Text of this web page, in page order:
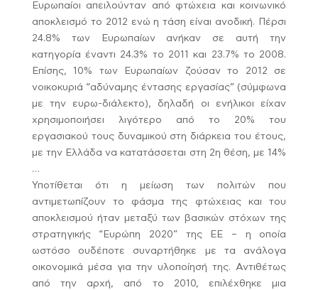
Ευρωπαίοι απειλούνταν από φτώχεια και κοινωνικό
αποκλεισμό το 2012 ενώ η τάση είναι ανοδική. Πέρσι
24.8% των Ευρωπαίων ανήκαν σε αυτή την
κατηγορία έναντι 24.3% το 2011 και 23.7% το 2008.
Επίσης, 10% των Ευρωπαίων ζούσαν το 2012 σε
νοικοκυριά “αδύναμης έντασης εργασίας” (σύμφωνα
με την ευρω-διάλεκτο), δηλαδή οι ενήλικοι είχαν
χρησιμοποιήσει λιγότερο από το 20% του
εργασιακού τους δυναμικού στη διάρκεια του έτους,
με την Ελλάδα να κατατάσσεται στη 2η θέση, με 14%
…
Υποτίθεται ότι η μείωση των πολιτών που
αντιμετωπίζουν το φάσμα της φτώχειας και του
αποκλεισμού ήταν μεταξύ των βασικών στόχων της
στρατηγικής “Ευρώπη 2020” της ΕΕ – η οποία
ωστόσο ουδέποτε συναρτήθηκε με τα ανάλογα
οικονομικά μέσα για την υλοποίησή της. Αντιθέτως
από την αρχή, από το 2010, επιλέχθηκε μια